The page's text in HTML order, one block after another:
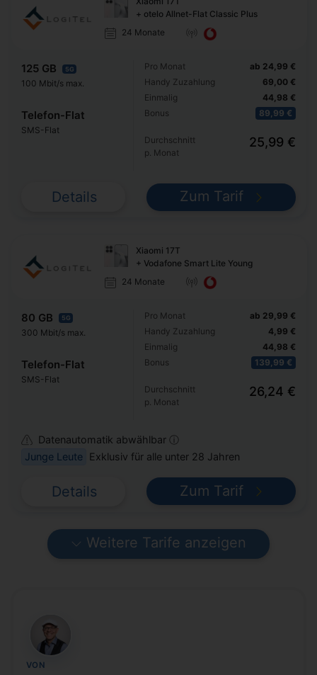
+ otelo Allnet-Flat Classic Plus
24 Monate
125 GB 5G
100 Mbit/s max.
Telefon-Flat
SMS-Flat
Pro Monat
Handy Zuzahlung
Einmalig
Bonus
ab 24,99 €
69,00 €
44,98 €
89,99 €
Durchschnitt
p. Monat
25,99 €
Details Zum Tarif
Xiaomi 17T
+ Vodafone Smart Lite Young
24 Monate
80 GB 5G
300 Mbit/s max.
Telefon-Flat
SMS-Flat
Pro Monat
Handy Zuzahlung
Einmalig
Bonus
ab 29,99 €
4,99 €
44,98 €
139,99 €
Durchschnitt
p. Monat
26,24 €
Datenautomatik abwählbar ⓘ
Junge Leute
Exklusiv für alle unter 28 Jahren
Details Zum Tarif
Weitere Tarife anzeigen
CB
VON